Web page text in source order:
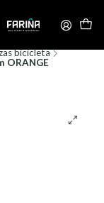
para bicicletas)
bicicleta
ORANGE